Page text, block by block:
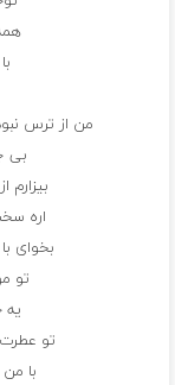
من از ترس
بی
اره
بخوای
تو
تو
با